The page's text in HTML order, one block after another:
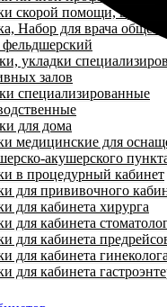
скорой помощи, врача
Набор для врача общей
укладки
залов
специализированные
для дома
медицинские для
акушерского
в процедурный кабинет
для прививочного
для кабинета хирурга
для кабинета
для кабинета
для кабинета
для кабинета